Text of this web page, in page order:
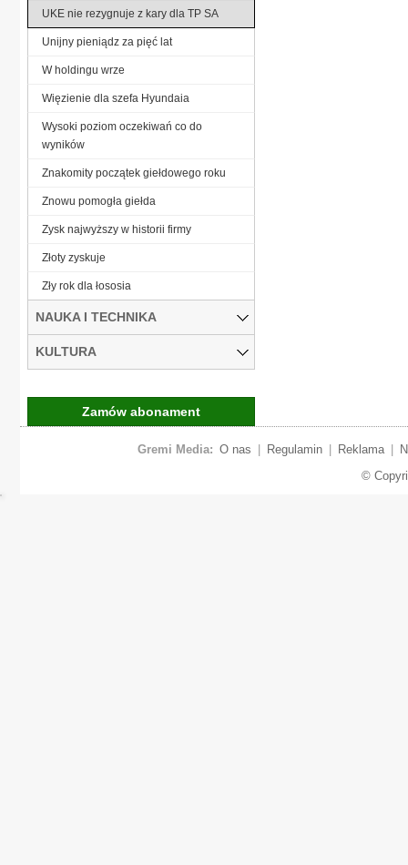
UKE nie rezygnuje z kary dla TP SA
Unijny pieniądz za pięć lat
W holdingu wrze
Więzienie dla szefa Hyundaia
Wysoki poziom oczekiwań co do
wyników
Znakomity początek giełdowego roku
Znowu pomogła giełda
Zysk najwyższy w historii firmy
Złoty zyskuje
Zły rok dla łososia
NAUKA I TECHNIKA
KULTURA
Zamów abonament
Gremi Media: O nas Regulamin Reklama
©